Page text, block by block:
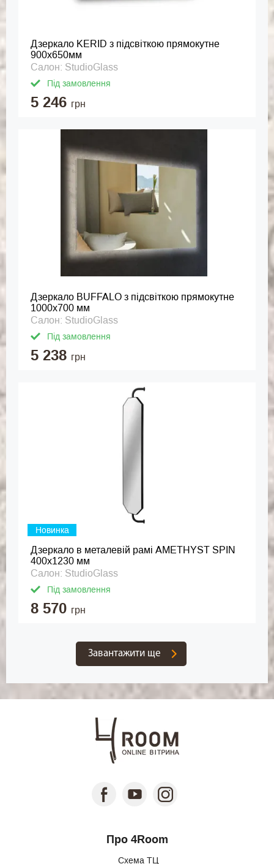
Дзеркало KERID з підсвіткою прямокутне
900x650мм
Салон: StudioGlass
Під замовлення
5 246 грн
Дзеркало BUFFALO з підсвіткою прямокутне
1000x700 мм
Салон: StudioGlass
Під замовлення
5 238 грн
Новинка
Дзеркало в металевій рамі AMETHYST SPIN
400x1230 мм
Салон: StudioGlass
Під замовлення
8 570 грн
Завантажити ще
Про 4Room
Схема ТЦ